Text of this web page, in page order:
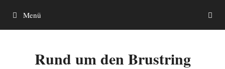
Inhalt
springen
Menü
Rund um den Brustring